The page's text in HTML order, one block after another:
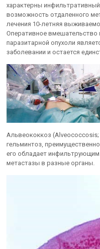
характерны
возможность отдаленного
лечения 10-летняя
Оперативное вмешательство
паразитарной опухоли
заболевании и остается
Альвеококкоз
гельминтоз,
его обладает
метастазы в разные органы.